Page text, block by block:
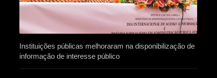
Instituições públicas melhoraram na disponibilização de
informação de interesse público